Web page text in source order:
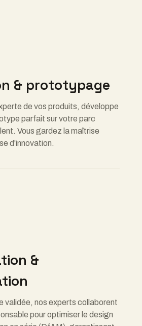
& prototypage
de vos produits, développe
parfait sur votre parc
Vous gardez la maîtrise
d'innovation.
&
validée, nos experts collaborent
pour optimiser le design